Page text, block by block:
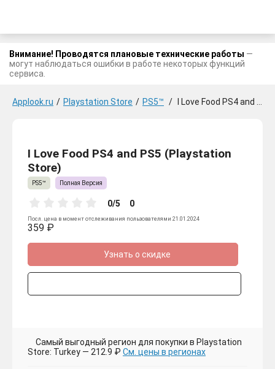
Внимание! Проводятся плановые технические работы —
могут наблюдаться ошибки в работе некоторых функций
сервиса.
Applook.ru / Playstation Store / PS5™ / I Love Food PS4 and PS5
I Love Food PS4 and PS5 (Playstation
Store)
PS5™ Полная Версия
0/5 0
Посл. цена в момент отслеживания пользователями 21.01.2024
359 ₽
Узнать о скидке
Самый выгодный регион для покупки в Playstation
Store: Turkey — 212.9 ₽ См. цены в регионах